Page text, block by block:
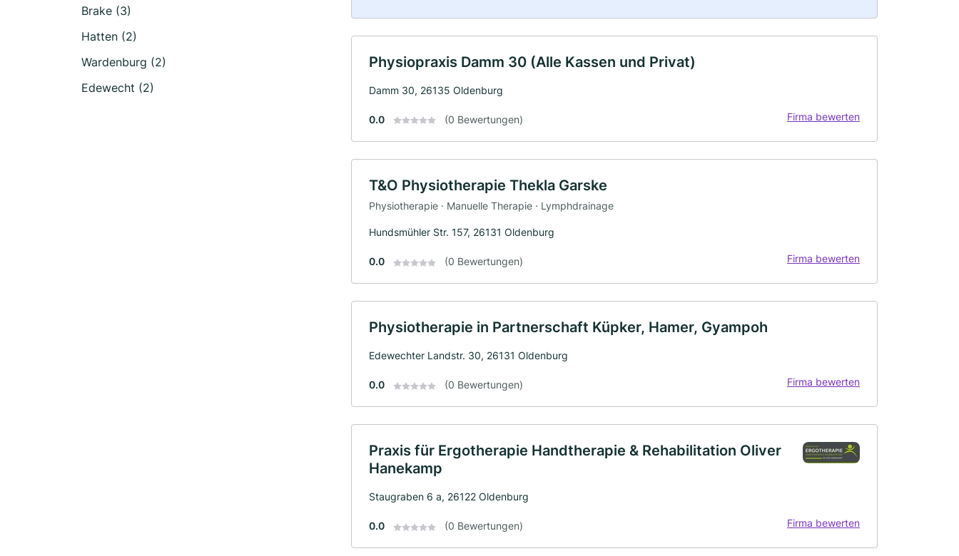
Brake (3)
Hatten (2)
Wardenburg (2)
Edewecht (2)
Physiopraxis Damm 30 (Alle Kassen und Privat)
Damm 30, 26135 Oldenburg
0.0 (0 Bewertungen) Firma bewerten
T&O Physiotherapie Thekla Garske
Physiotherapie · Manuelle Therapie · Lymphdrainage
Hundsmühler Str. 157, 26131 Oldenburg
0.0 (0 Bewertungen) Firma bewerten
Physiotherapie in Partnerschaft Küpker, Hamer, Gyampoh
Edewechter Landstr. 30, 26131 Oldenburg
0.0 (0 Bewertungen) Firma bewerten
Praxis für Ergotherapie Handtherapie & Rehabilitation Oliver
Hanekamp
Staugraben 6 a, 26122 Oldenburg
0.0 (0 Bewertungen) Firma bewerten